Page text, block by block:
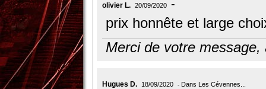
olivier L. 20/09/2020
prix honnête et large
Merci de votre
Hugues D. 18/09/2020 Dans Les Cévennes...